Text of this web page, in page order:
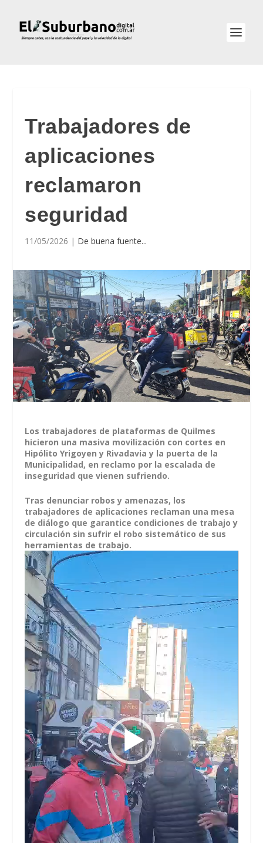
Trabajadores de
aplicaciones
reclamaron
seguridad
11/05/2026 | De buena fuente...
Los trabajadores de plataformas de Quilmes
hicieron una masiva movilización con cortes en
Hipólito Yrigoyen y Rivadavia y la puerta de la
Municipalidad, en reclamo por la escalada de
inseguridad que vienen sufriendo.
Tras denunciar robos y amenazas, los
trabajadores de aplicaciones reclaman una mesa
de diálogo que garantice condiciones de trabajo y
circulación sin sufrir el robo sistemático de sus
herramientas de trabajo.
Reproductor
de
vídeo